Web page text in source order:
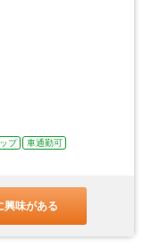
プ
車通勤可
興味がある